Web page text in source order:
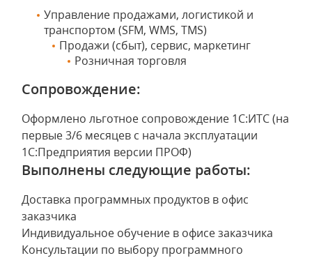
Управление продажами, логистикой и
транспортом (SFM, WMS, TMS)
Продажи (сбыт), сервис, маркетинг
Розничная торговля
Сопровождение:
Оформлено льготное сопровождение 1С:ИТС (на
первые 3/6 месяцев с начала эксплуатации
1С:Предприятия версии ПРОФ)
Выполнены следующие работы:
Доставка программных продуктов в офис
заказчика
Индивидуальное обучение в офисе заказчика
Консультации по выбору программного